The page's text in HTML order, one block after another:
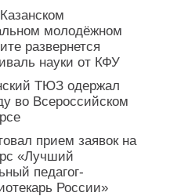
молодёжном
развернется
науки от КФУ
ТЮЗ одержал
во Всероссийском
прием заявок на
«Лучший
педагог-
России»